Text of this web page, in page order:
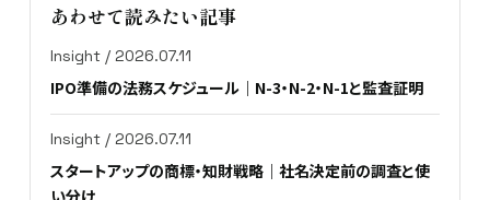
あわせて読みたい記事
Insight / 2026.07.11
IPO準備の法務スケジュール｜N-3・N-2・N-1と監査証明
Insight / 2026.07.11
スタートアップの商標・知財戦略｜社名決定前の調査と使
い分け